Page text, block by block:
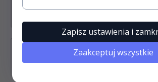
Zapisz ustawienia i
Zaakceptuj wszystkie